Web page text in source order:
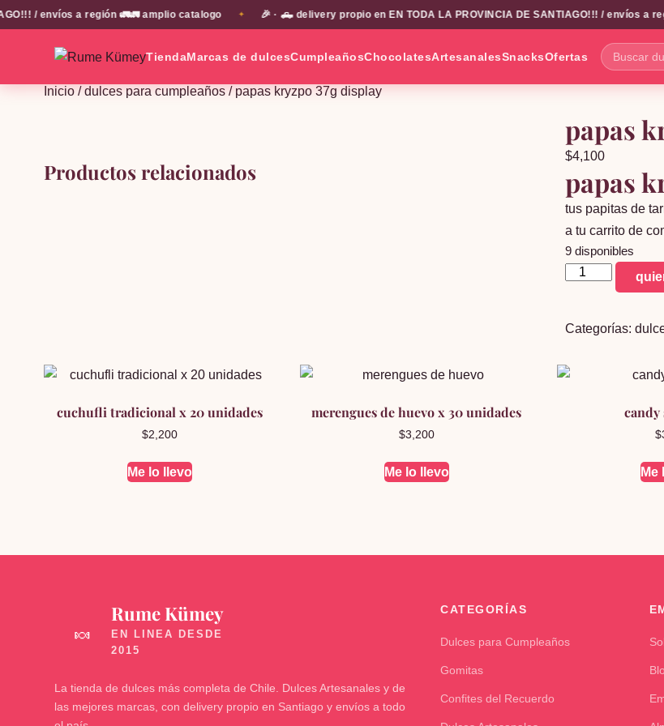
/ envíos a región 🚛🚛 amplio catalogo 🎉 · 🛻 delivery propio en EN TODA LA PROVINCIA DE SANTIAGO!!! / envíos a
TiendaMarcas de dulcesCumpleañosChocolatesArtesanalesSnacksOfertas
Buscar
dulces...
Inicio/dulces para cumpleaños/ papas kryzpo 37g display
papas
$4,100
papas
tus papitas de
a tu carrito de
9 disponibles
papas
display
Categorías:
Productos relacionados
cuchufli tradicional x 20 unidades
$2,200
Me lo llevo
merengues de huevo x 30 unidades
$3,200
Me lo llevo
candy
$
Me
🍬
Rume Kümey
La tienda de dulces más completa de Chile. Dulces Artesanales y de
las mejores marcas, con delivery propio en Santiago y envíos a todo
CATEGORÍAS
Dulces para Cumpleaños
Gomitas
Confites del Recuerdo